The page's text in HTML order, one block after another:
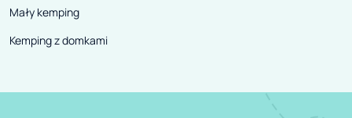
Mały kemping
Kemping z domkami